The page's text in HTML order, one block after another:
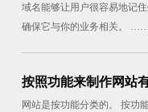
域名能够让用户很容易地记
确保它与你的业务相关。 ……
按照功能来制作网站
网站是按功能分类的。 按功